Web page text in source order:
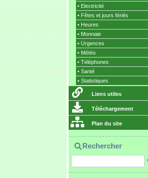
• Electricité
• Fêtes et jours fériés
• Heures
• Monnaie
• Urgences
• Météo
• Téléphones
• Santé
• Statistiques
Liens utiles
Téléchargement
Plan du site
Rechercher